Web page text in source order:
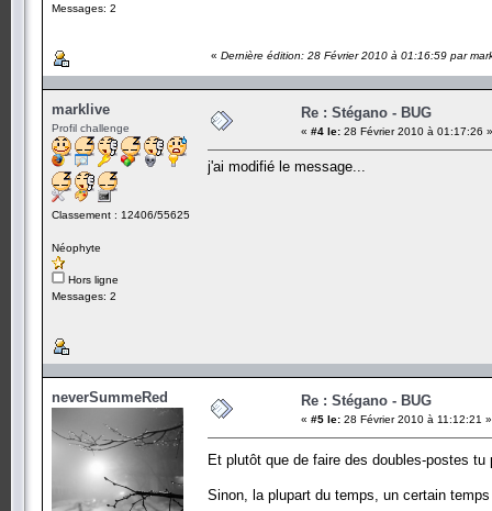
Messages: 2
« Dernière édition: 28 Février 2010 à 01:16:59 par
marklive
Profil challenge
Classement : 12406/55625
Néophyte
Hors ligne
Messages: 2
Re : Stégano - BUG
« #4 le: 28 Février 2010 à 01:17:26 »
j'ai modifié le message...
neverSummeRed Re : Stégano - BUG
« #5 le: 28 Février 2010 à 11:12:21 »
Et plutôt que de faire des doubles-postes tu
Sinon, la plupart du temps, un certain